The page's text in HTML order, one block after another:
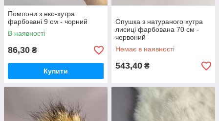
Помпони з еко-хутра
фарбовані 9 см - чорний
В наявності
86,30 ₴
Купити
Опушка з натураного хутра
лисиці фарбована 70 см -
червоний
Немає в наявності
543,40 ₴